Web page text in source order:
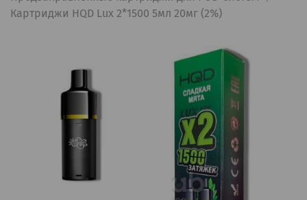
Картриджи HQD Lux 2*1500 5мл 20мг (2%)